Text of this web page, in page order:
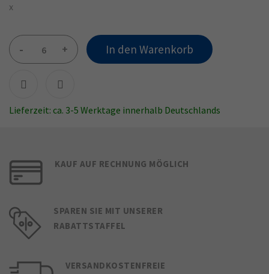
x
- + In den Warenkorb
Lieferzeit: ca. 3-5 Werktage innerhalb Deutschlands
KAUF AUF RECHNUNG MÖGLICH
SPAREN SIE MIT UNSERER
RABATTSTAFFEL
VERSANDKOSTENFREIE